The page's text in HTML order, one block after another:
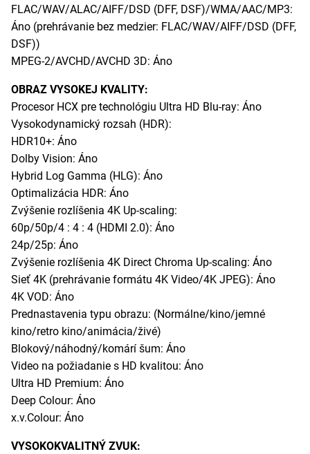
FLAC/WAV/ALAC/AIFF/DSD (DFF, DSF)/WMA/AAC/MP3:
Áno (prehrávanie bez medzier: FLAC/WAV/AIFF/DSD (DFF,
DSF))
MPEG-2/AVCHD/AVCHD 3D: Áno
OBRAZ VYSOKEJ KVALITY:
Procesor HCX pre technológiu Ultra HD Blu-ray: Áno
Vysokodynamický rozsah (HDR):
HDR10+: Áno
Dolby Vision: Áno
Hybrid Log Gamma (HLG): Áno
Optimalizácia HDR: Áno
Zvýšenie rozlíšenia 4K Up-scaling:
60p/50p/4 : 4 : 4 (HDMI 2.0): Áno
24p/25p: Áno
Zvýšenie rozlíšenia 4K Direct Chroma Up-scaling: Áno
Sieť 4K (prehrávanie formátu 4K Video/4K JPEG): Áno
4K VOD: Áno
Prednastavenia typu obrazu: (Normálne/kino/jemné
kino/retro kino/animácia/živé)
Blokový/náhodný/komárí šum: Áno
Video na požiadanie s HD kvalitou: Áno
Ultra HD Premium: Áno
Deep Colour: Áno
x.v.Colour: Áno
VYSOKOKVALITNÝ ZVUK: